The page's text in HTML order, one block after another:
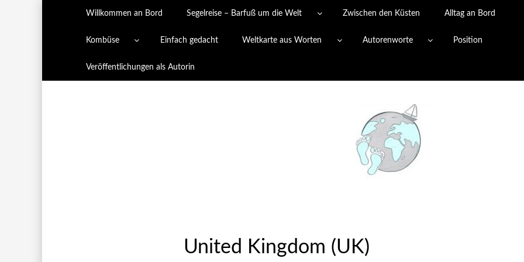
Willkommen an Bord Segelreise – Barfuß um die Welt Zwischen den Küsten Alltag an Bord
Kombüse Einfach gedacht Weltkarte aus Worten Autorenworte Position
Veröffentlichungen als Autorin
United Kingdom (UK)